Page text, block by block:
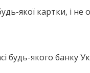
якої картки, і не
будь-якого банку